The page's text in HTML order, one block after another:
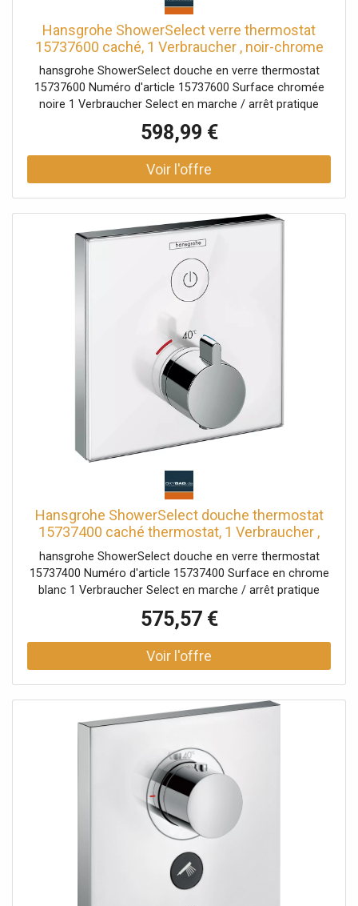
Hansgrohe ShowerSelect verre thermostat
15737600 caché, 1 Verbraucher , noir-chrome
hansgrohe ShowerSelect douche en verre thermostat
15737600 Numéro d'article 15737600 Surface chromée
noire 1 Verbraucher Select en marche / arrêt pratique
d'un consommateur Select bouton Select Serrure de
sécurité à 40 ° C Débit: 26 l / min Pression de service: min.
2000 bar / max. 10 bar veuillez commander le corps de
l'iBox 01800180 séparément - non inclus
598,99 €
Hansgrohe ShowerSelect douche thermostat
15737400 caché thermostat, 1 Verbraucher ,
blanc-chrome
hansgrohe ShowerSelect douche en verre thermostat
15737400 Numéro d'article 15737400 Surface en chrome
blanc 1 Verbraucher Select en marche / arrêt pratique
sécurité à 40 ° C Débit: 26 l / min Pression de service: min.
2000 bar / max. 10 bar veuillez commander le corps de
l'iBox 01800180 séparément - non inclus
575,57 €